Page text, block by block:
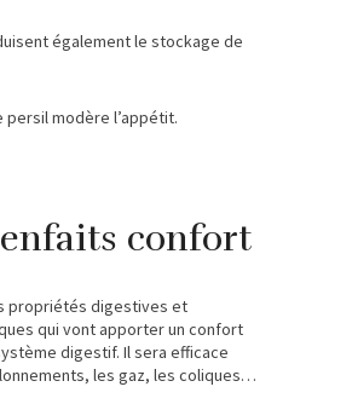
également le stockage de
persil modère l’appétit.
confort
propriétés digestives et
qui vont apporter un confort
digestif. Il sera efficace
les gaz, les coliques…